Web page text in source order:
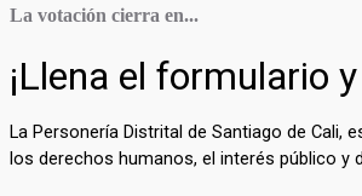
La votación cierra en...